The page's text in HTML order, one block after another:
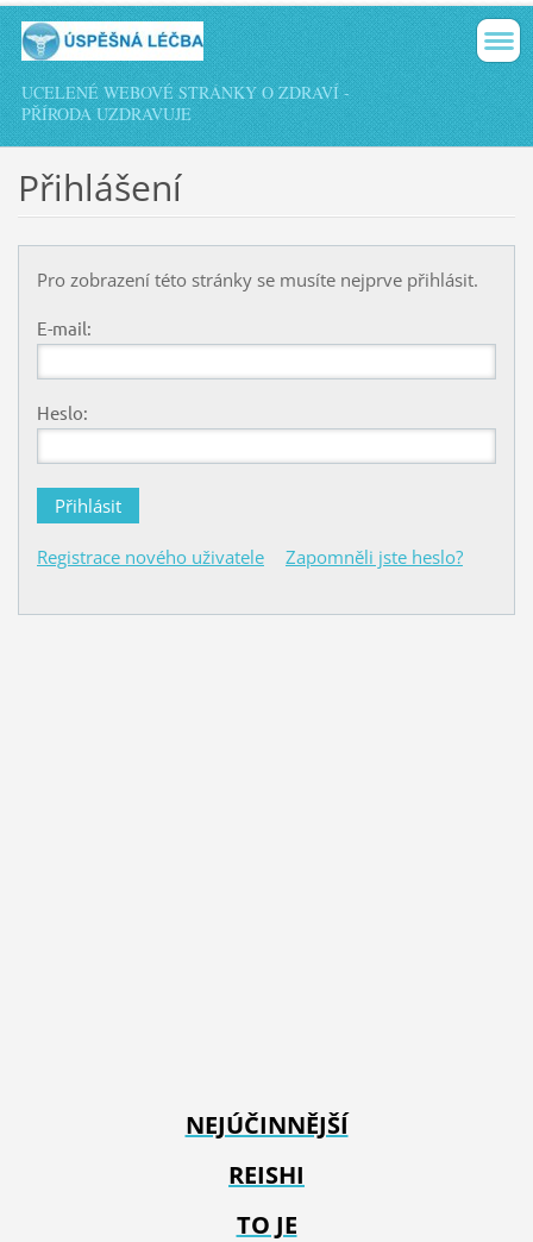
UCELENÉ WEBOVÉ STRÁNKY O ZDRAVÍ -
PŘÍRODA UZDRAVUJE
Přihlášení
Pro zobrazení této stránky se musíte nejprve přihlásit.
E-mail:
Heslo:
Registrace nového uživatele Zapomněli jste heslo?
NEJÚČINNĚJŠÍ
REISHI
TO JE